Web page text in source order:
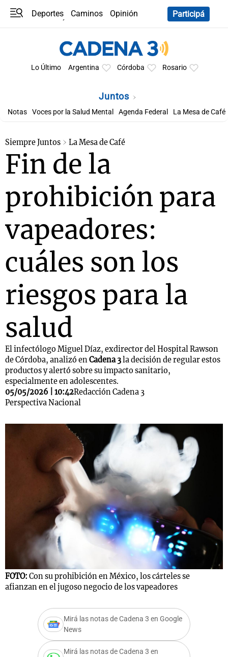
Deportes Caminos
Opinión
Participá
Lo Último Argentina Córdoba Rosario
Juntos
Notas Voces por la Salud Mental Agenda Federal La Mesa de Café
Siempre Juntos La Mesa de Café
Fin de la
prohibición para
vapeadores:
cuáles son los
riesgos para la
salud
El infectólogo Miguel Díaz, exdirector del Hospital Rawson
de Córdoba, analizó enCadena 3la decisión de regular estos
productos y alertó sobre su impacto sanitario,
especialmente en adolescentes.
05/05/2026 | 10:42Redacción Cadena 3
Perspectiva Nacional
FOTO: Con su prohibición en México, los cárteles se
afianzan en el jugoso negocio de los vapeadores
Mirá las notas de Cadena 3 en Google
News
Mirá las notas de Cadena 3 en
Notas
Mundial 2026
Notas
La Sole en
Cadena 3